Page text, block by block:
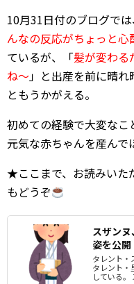
10月31日付のブログで
んなの反応がちょっと
ているが、「髪が変わる
ね～」と出産を前に晴れ
ともうかがえる。
初めての経験で大変な
元気な赤ちゃんを産んで
★ここまで、お読みいた
もどうぞ
スザン
姿を公開
タレント・
タレント・
している。